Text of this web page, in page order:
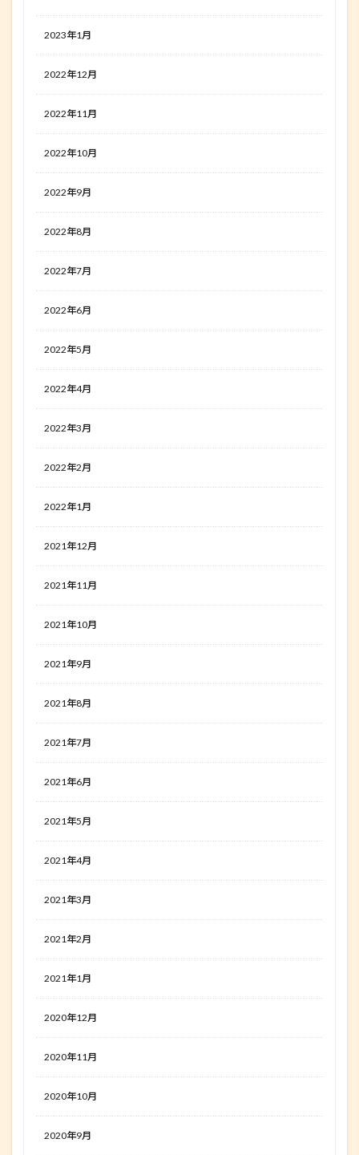
2023年1月
2022年12月
2022年11月
2022年10月
2022年9月
2022年8月
2022年7月
2022年6月
2022年5月
2022年4月
2022年3月
2022年2月
2022年1月
2021年12月
2021年11月
2021年10月
2021年9月
2021年8月
2021年7月
2021年6月
2021年5月
2021年4月
2021年3月
2021年2月
2021年1月
2020年12月
2020年11月
2020年10月
2020年9月